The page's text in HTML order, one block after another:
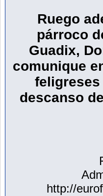
Ruego
párroco
Guadix,
comunique
feligreses
descanso
http://